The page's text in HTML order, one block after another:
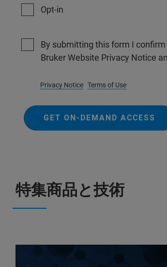
Opt-in
By submitting this form I
Bruker Website Privacy Notice
Privacy Notice Terms of Use
GET ON-DEMAND ACCESS
特集商品と技術